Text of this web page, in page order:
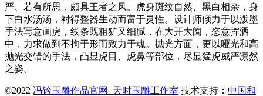
严、若有所思，颇具王者之风。虎身斑纹自然、黑白相杂，身
下白水汤汤，衬得整器生动而富于灵性。设计师倾力于以泼墨
手法写意画虎，线条既粗犷又细腻，在大开大阖，恣意挥洒
中，力求做到不拘于形而致力于魂。抛光方面，更以哑光和高
抛光交错的手法，凸显虎目、虎鼻等部位，尽显猛虎威严凛然
之姿。
©2022 冯钤玉雕作品官网_天时玉雕工作室 技术支持： 中国和